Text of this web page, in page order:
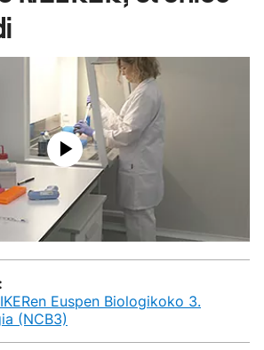
Euspen Biologikoko 3.
(NCB3)